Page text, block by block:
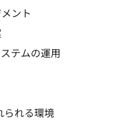
ント
テムの運用
られる環境